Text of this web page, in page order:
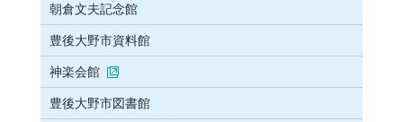
朝倉文夫記念館
豊後大野市資料館
神楽会館
豊後大野市図書館